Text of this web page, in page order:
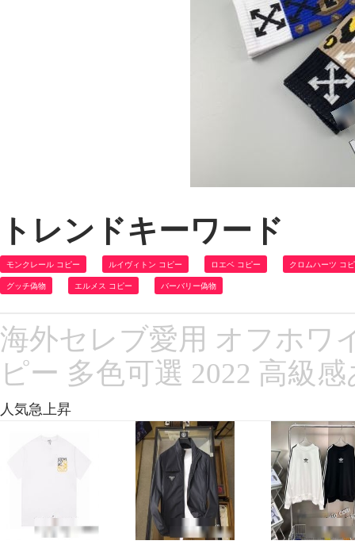
トレンドキーワード
モンクレール コピー ルイヴィトン コピー ロエベ コピー クロムハーツ コ
グッチ偽物 エルメス コピー バーバリー偽物
海外セレブ愛用 オフホワ
ピー 多色可選 2022 高級
人気急上昇